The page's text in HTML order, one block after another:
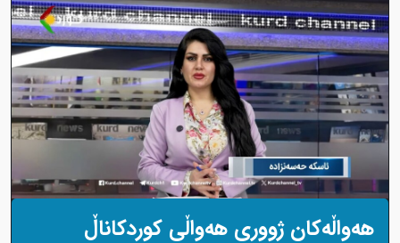
هەواڵەکان ژووری هەواڵی کوردکاناڵ